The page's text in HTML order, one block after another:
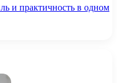
и практичность в одном